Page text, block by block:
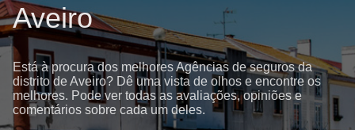
Aveiro
Está à procura dos melhores Agências de seguros da
distrito de Aveiro? Dê uma vista de olhos e encontre os
melhores. Pode ver todas as avaliações, opiniões e
comentários sobre cada um deles.